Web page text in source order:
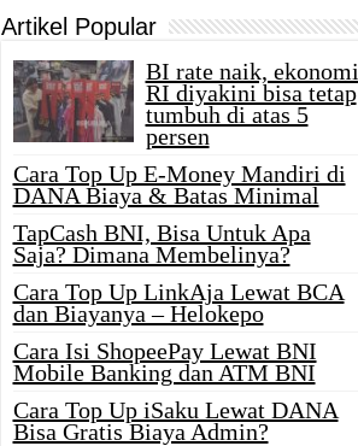
Artikel Popular
BI rate naik, ekonomi
RI diyakini bisa tetap
tumbuh di atas 5
persen
Cara Top Up E-Money Mandiri di
DANA Biaya & Batas Minimal
TapCash BNI, Bisa Untuk Apa
Saja? Dimana Membelinya?
Cara Top Up LinkAja Lewat BCA
dan Biayanya – Helokepo
Cara Isi ShopeePay Lewat BNI
Mobile Banking dan ATM BNI
Cara Top Up iSaku Lewat DANA
Bisa Gratis Biaya Admin?